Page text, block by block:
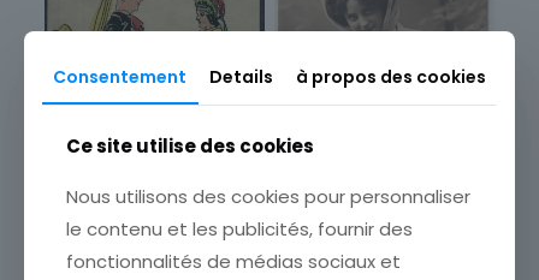
Consentement Details à propos des cookies
Ce site utilise des cookies
Nous utilisons des cookies pour personnaliser
le contenu et les publicités, fournir des
fonctionnalités de médias sociaux et